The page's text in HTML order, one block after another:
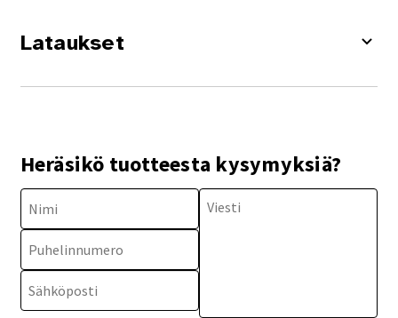
Lataukset
Heräsikö tuotteesta kysymyksiä?